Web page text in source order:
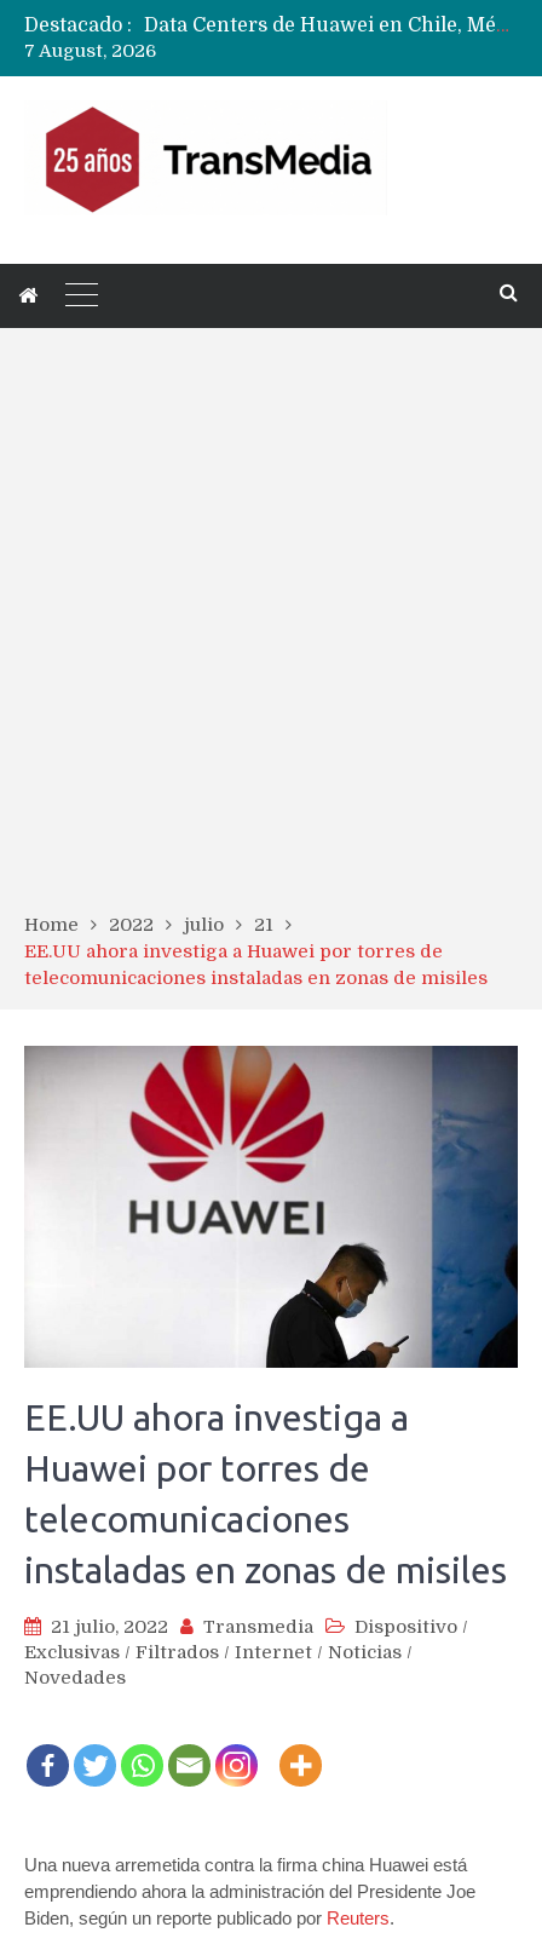
Destacado :
Data Centers de Huawei en Chile, México, Brasil,Perú y Argentina podrían verse afectados por arremetida de EE.UU
7 August, 2026
Home 2022 julio
21
EE.UU ahora investiga a Huawei por torres de
telecomunicaciones instaladas en zonas de misiles
EE.UU ahora investiga a
Huawei por torres de
telecomunicaciones
instaladas en zonas de misiles
21 julio, 2022 Transmedia Dispositivo /
Exclusivas / Filtrados / Internet / Noticias /
Novedades
Una nueva arremetida contra la firma china Huawei está
emprendiendo ahora la administración del Presidente Joe
Biden, según un reporte publicado por Reuters.